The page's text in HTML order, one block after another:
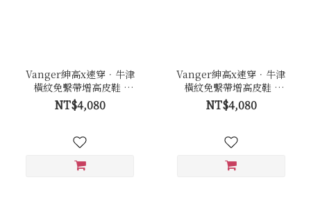
Vanger紳高x速穿．牛津
橫紋免繫帶增高皮鞋 -
Va289褐
NT$4,080
Vanger紳高x速穿．牛津
橫紋免繫帶增高皮鞋 -
Va289黑
NT$4,080